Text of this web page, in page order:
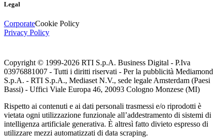
Legal
CorporateCookie Policy
Privacy Policy
Copyright © 1999-2026 RTI S.p.A. Business Digital - P.Iva
03976881007 - Tutti i diritti riservati - Per la pubblicità Mediamond
S.p.A. - RTI S.p.A., Mediaset N.V., sede legale Amsterdam (Paesi
Bassi) - Uffici Viale Europa 46, 20093 Cologno Monzese (MI)
Rispetto ai contenuti e ai dati personali trasmessi e/o riprodotti è
vietata ogni utilizzazione funzionale all’addestramento di sistemi di
intelligenza artificiale generativa. È altresì fatto divieto espresso di
utilizzare mezzi automatizzati di data scraping.